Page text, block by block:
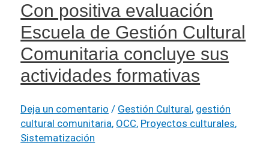
Con positiva evaluación
Escuela de Gestión Cultural
Comunitaria concluye sus
actividades formativas
Deja un comentario / Gestión Cultural, gestión
cultural comunitaria, OCC, Proyectos culturales,
Sistematización